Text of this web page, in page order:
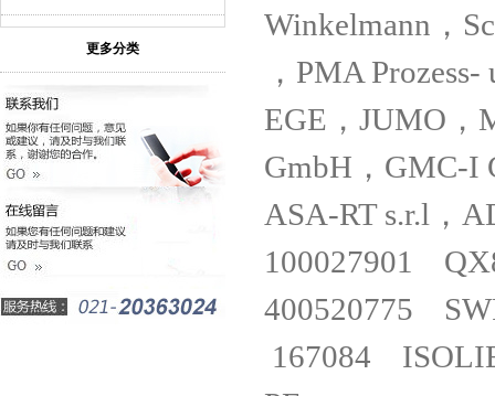
更多分类
Winkelmann，
，PMA
EGE，JUMO，
GmbH，GMC-I
ASA-RT s.r.l，
100027901
400520775
167084